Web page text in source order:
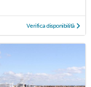
Verifica disponibilità